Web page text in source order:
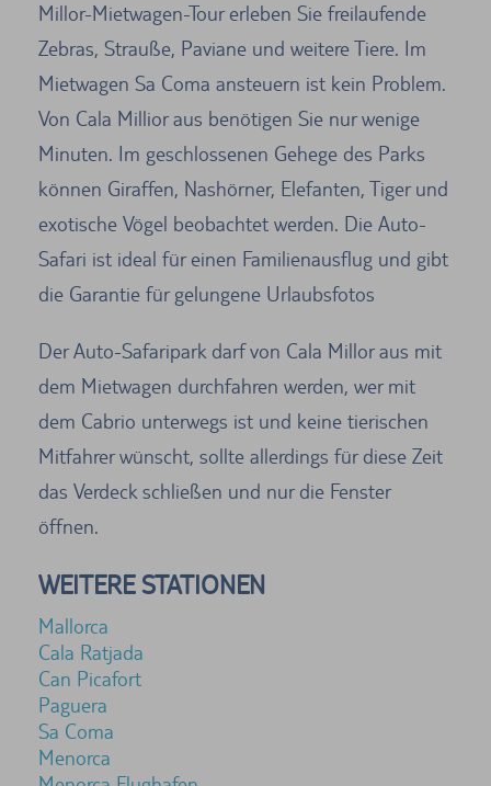
Millor-Mietwagen-Tour erleben Sie freilaufende
Zebras, Strauße, Paviane und weitere Tiere. Im
Mietwagen Sa Coma ansteuern ist kein Problem.
Von Cala Millior aus benötigen Sie nur wenige
Minuten. Im geschlossenen Gehege des Parks
können Giraffen, Nashörner, Elefanten, Tiger und
exotische Vögel beobachtet werden. Die Auto-
Safari ist ideal für einen Familienausflug und gibt
die Garantie für gelungene Urlaubsfotos
Der Auto-Safaripark darf von Cala Millor aus mit
dem Mietwagen durchfahren werden, wer mit
dem Cabrio unterwegs ist und keine tierischen
Mitfahrer wünscht, sollte allerdings für diese Zeit
das Verdeck schließen und nur die Fenster
öffnen.
WEITERE STATIONEN
Mallorca
Cala Ratjada
Can Picafort
Paguera
Sa Coma
Menorca